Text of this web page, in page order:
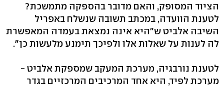
הציוד המסופק, והאם מדובר בהספקה מתמשכת?
לטענת הוועדה, במכתב תשובה שנשלח באפריל
השיבה אלביט ש"היא אינה נמצאת בעמדה המאפשרת
לה לענות על שאלות אלו ולפיכך תימנע מלעשות כן".
לטענת נורבגיה, מערכת המעקב שמספקת אלביט -
מערכת לפיד, היא אחד המרכיבים המרכזיים בגדר